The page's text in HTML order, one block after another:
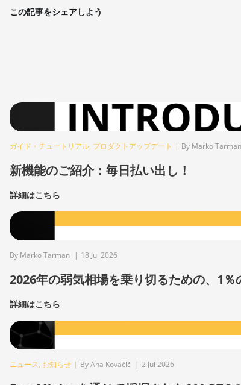
この記事をシェアしよう
ガイド・チュートリアル, プロダクトアップデート | By Marko Tarman
新機能のご紹介：毎日払い出し！
詳細はこちら
By Marko Tarman | 18 Jul 2026
2026年の弱気相場を乗り切るための、1
詳細はこちら
ニュース, お知らせ | By Ana Kovačič | 2 Jul 2026